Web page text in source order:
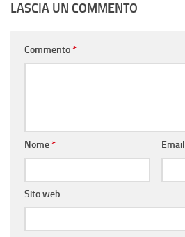
LASCIA UN COMMENTO
Commento*
Nome* Email
Sito web